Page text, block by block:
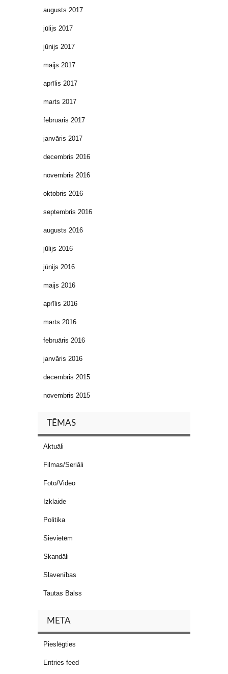
augusts 2017
jūlijs 2017
jūnijs 2017
maijs 2017
aprīlis 2017
marts 2017
februāris 2017
janvāris 2017
decembris 2016
novembris 2016
oktobris 2016
septembris 2016
augusts 2016
jūlijs 2016
jūnijs 2016
maijs 2016
aprīlis 2016
marts 2016
februāris 2016
janvāris 2016
decembris 2015
novembris 2015
TĒMAS
Aktuāli
Filmas/Seriāli
Foto/Video
Izklaide
Politika
Sievietēm
Skandāli
Slavenības
Tautas Balss
META
Pieslēgties
Entries feed